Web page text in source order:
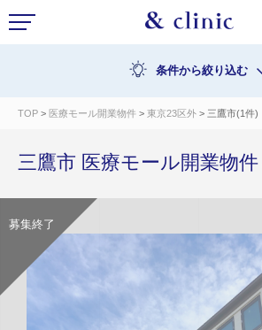
条件から絞り込む
TOP > 医療モール開業物件 > 東京23区外 > 三鷹市(1件)
三鷹市 医療モール開業物件
募集終了